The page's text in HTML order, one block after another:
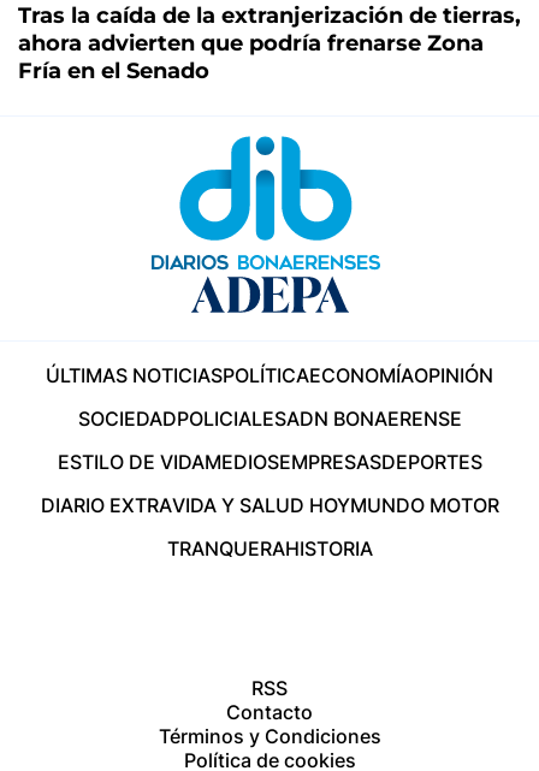
Tras la caída de la extranjerización de tierras,
ahora advierten que podría frenarse Zona
Fría en el Senado
ÚLTIMAS NOTICIASPOLÍTICAECONOMÍAOPINIÓN
SOCIEDADPOLICIALESADN BONAERENSE
ESTILO DE VIDAMEDIOSEMPRESASDEPORTES
DIARIO EXTRAVIDA Y SALUD HOYMUNDO MOTOR
TRANQUERAHISTORIA
RSS
Contacto
Términos y Condiciones
Política de cookies